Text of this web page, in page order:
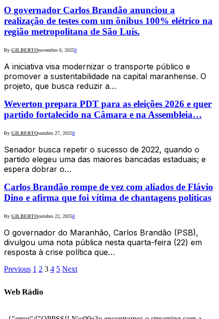
O governador Carlos Brandão anunciou a
realização de testes com um ônibus 100% elétrico na
região metropolitana de São Luís.
By GILBERTOnovembro 6, 20250
A iniciativa visa modernizar o transporte público e
promover a sustentabilidade na capital maranhense. O
projeto, que busca reduzir a…
Weverton prepara PDT para as eleições 2026 e quer
partido fortalecido na Câmara e na Assembleia…
By GILBERTOoutubro 27, 20250
Senador busca repetir o sucesso de 2022, quando o
partido elegeu uma das maiores bancadas estaduais; e
espera dobrar o…
Carlos Brandão rompe de vez com aliados de Flávio
Dino e afirma que foi vítima de chantagens políticas
By GILBERTOoutubro 22, 20250
O governador do Maranhão, Carlos Brandão (PSB),
divulgou uma nota pública nesta quarta-feira (22) em
resposta à crise política que…
Previous 1 2 3 4 5 Next
Web Rádio